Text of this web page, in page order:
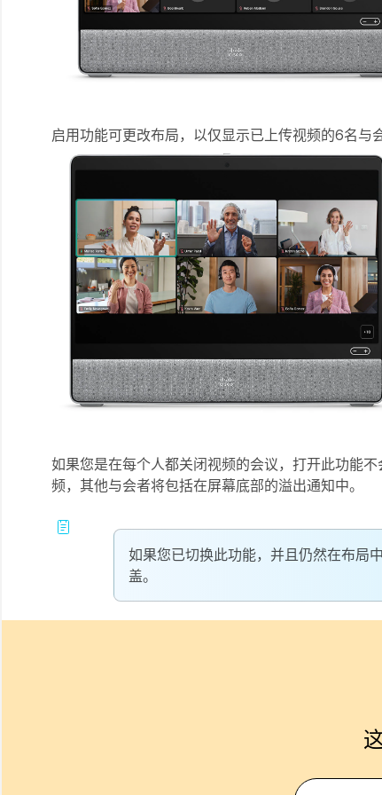
启用功能可更改布局，以仅显示已上传视频的6名与
如果您是在每个人都关闭视频的会议，打开此功能
频，其他与会者将包括在屏幕底部的溢出通知中。
如果您已切换此功能，并且仍然在布局
盖。